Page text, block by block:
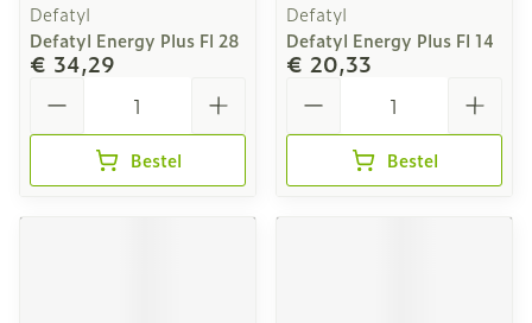
Defatyl
Defatyl Energy Plus Fl 28
€ 34,29
Bestel
Defatyl
Defatyl Energy Plus Fl 14
€ 20,33
Bestel